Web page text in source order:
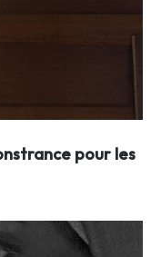
pour les